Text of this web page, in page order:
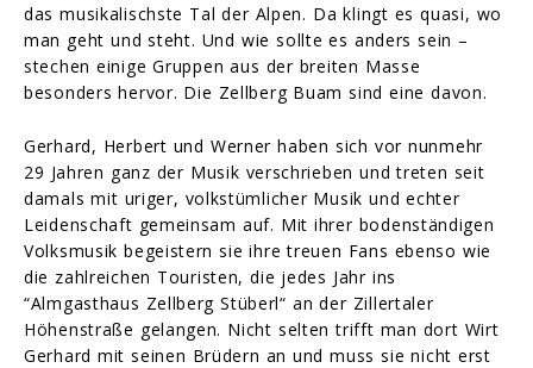
das musikalischste Tal der Alpen. Da klingt es quasi, wo
man geht und steht. Und wie sollte es anders sein –
stechen einige Gruppen aus der breiten Masse
besonders hervor. Die Zellberg Buam sind eine davon.
Gerhard, Herbert und Werner haben sich vor nunmehr
29 Jahren ganz der Musik verschrieben und treten seit
damals mit uriger, volkstümlicher Musik und echter
Leidenschaft gemeinsam auf. Mit ihrer bodenständigen
Volksmusik begeistern sie ihre treuen Fans ebenso wie
die zahlreichen Touristen, die jedes Jahr ins
“Almgasthaus Zellberg Stüberl“ an der Zillertaler
Höhenstraße gelangen. Nicht selten trifft man dort Wirt
Gerhard mit seinen Brüdern an und muss sie nicht erst